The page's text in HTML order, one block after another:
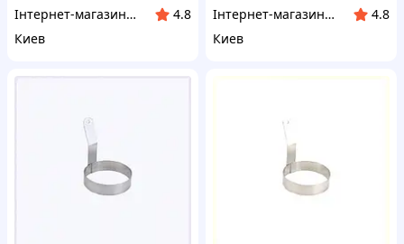
Інтернет-магазин enJoy
4.8
Киев
Інтернет-магазин KupiVse
4.8
Киев